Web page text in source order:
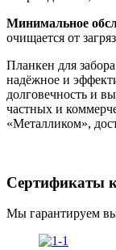
Минимальное
очищается от
Планкен для
надёжное и
долговечность и
частных и
«Металликом»,
Сертификаты
Мы гарантируем